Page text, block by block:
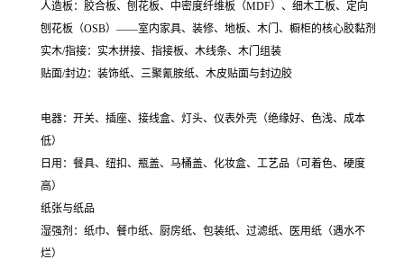
人造板：胶合板、刨花板、中密度纤维板（MDF）、细木工板、定向
刨花板（OSB）——室内家具、装修、地板、木门、橱柜的核心胶黏剂
实木/指接：实木拼接、指接板、木线条、木门组装
贴面/封边：装饰纸、三聚氰胺纸、木皮贴面与封边胶
电器：开关、插座、接线盒、灯头、仪表外壳（绝缘好、色浅、成本
低）
日用：餐具、纽扣、瓶盖、马桶盖、化妆盒、工艺品（可着色、硬度
高）
纸张与纸品
湿强剂：纸巾、餐巾纸、厨房纸、包装纸、过滤纸、医用纸（遇水不
烂）